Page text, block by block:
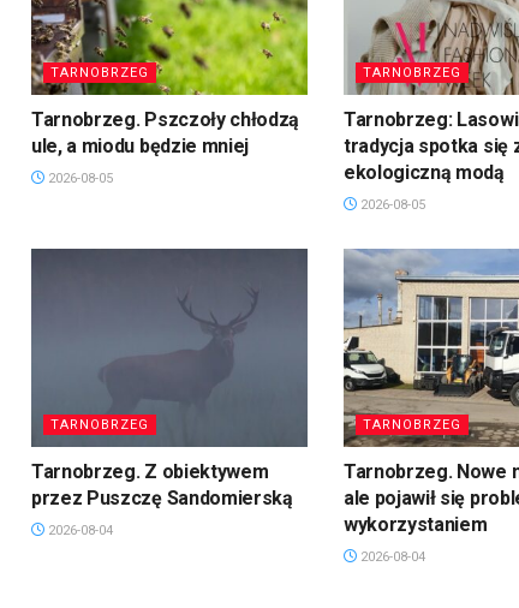
TARNOBRZEG
Tarnobrzeg. Pszczoły chłodzą
ule, a miodu będzie mniej
2026-08-05
TARNOBRZEG
Tarnobrzeg:
tradycja spotka się
ekologiczną modą
2026-08-05
TARNOBRZEG
Tarnobrzeg. Z obiektywem
przez Puszczę Sandomierską
2026-08-04
TARNOBRZEG
Tarnobrzeg. Nowe
ale pojawił się
wykorzystaniem
2026-08-04